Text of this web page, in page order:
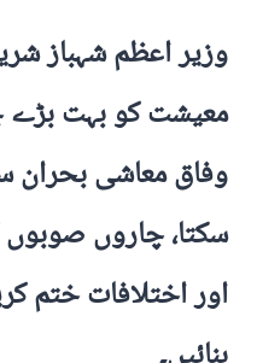
وزیر اعظم شہباز
معیشت کو بہت بڑے
وفاق معاشی بحران
سکتا، چاروں صوبوں
اور اختلافات ختم